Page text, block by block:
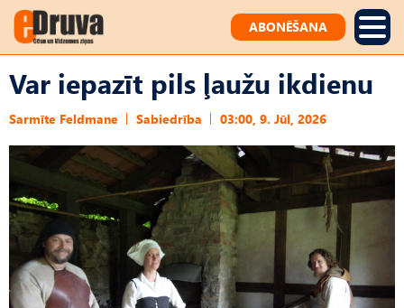
ABONĒŠANA
Var iepazīt pils ļaužu ikdienu
Sarmīte Feldmane Sabiedrība 03:00, 9. Jūl, 2026